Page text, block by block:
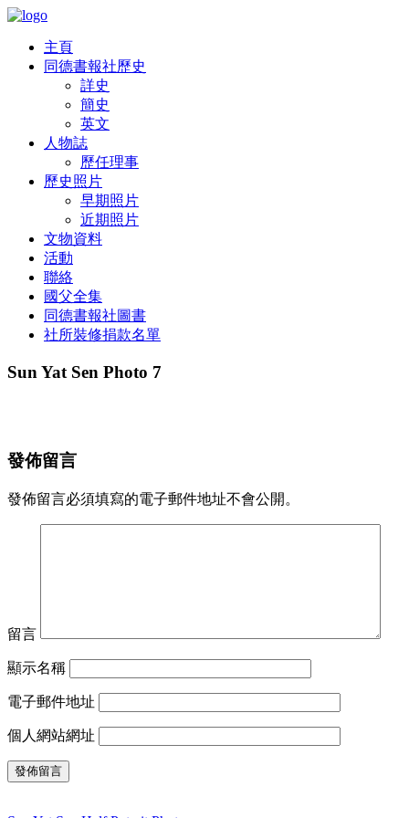
主頁
同德書報社歷史
詳史
簡史
英文
人物誌
歷任理事
歷史照片
早期照片
近期照片
文物資料
活動
聯絡
國父全集
同德書報社圖書
社所裝修捐款名單
Sun Yat Sen Photo 7
發佈留言
發佈留言必須填寫的電子郵件地址不會公開。
留言
顯示名稱
電子郵件地址
個人網站網址